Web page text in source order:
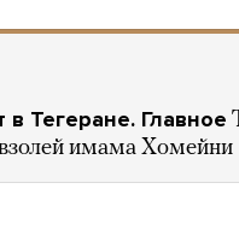
Тегеране. Главное
имама Хомейни